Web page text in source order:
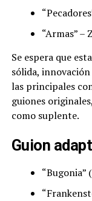
“Armas” –
Se espera que
sólida,
las principales
guiones
como suplente.
Guion
“Bugonia”